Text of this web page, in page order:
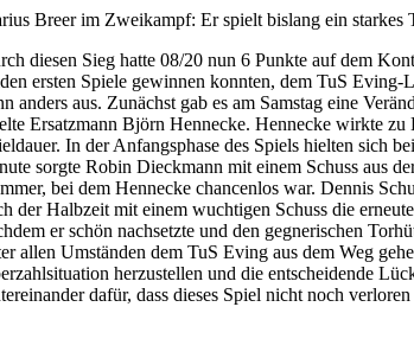
Breer im Zweikampf: Er spielt bislang ein starkes
diesen Sieg hatte 08/20 nun 6 Punkte auf dem
ersten Spiele gewinnen konnten, dem TuS
anders aus. Zunächst gab es am Samstag eine
Ersatzmann Björn Hennecke. Hennecke wirkte
In der Anfangsphase des Spiels hielten sich
sorgte Robin Dieckmann mit einem Schuss aus
bei dem Hennecke chancenlos war. Dennis
der Halbzeit mit einem wuchtigen Schuss die
er schön nachsetzte und den gegnerischen
allen Umständen dem TuS Eving aus dem Weg
herzustellen und die entscheidende
dafür, dass dieses Spiel nicht noch